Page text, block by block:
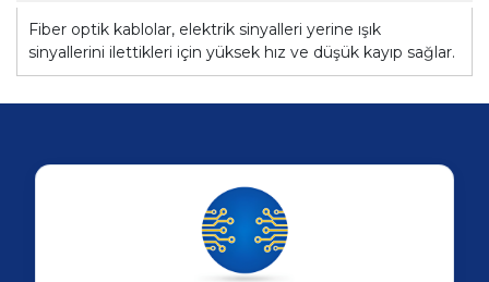
Fiber optik kablolar, elektrik sinyalleri yerine ışık
sinyallerini ilettikleri için yüksek hız ve düşük kayıp sağlar.